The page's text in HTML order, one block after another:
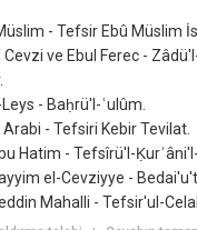
- Tefsir Ebû Müslim
Cevzi ve Ebul Ferec -
- Baḥrü'l-ʿulûm.
Arabi - Tefsiri Kebir Tevilat.
Hatim - Tefsîrü'l-
el-Cevziyye -
Mahalli - Tefsir'ul-